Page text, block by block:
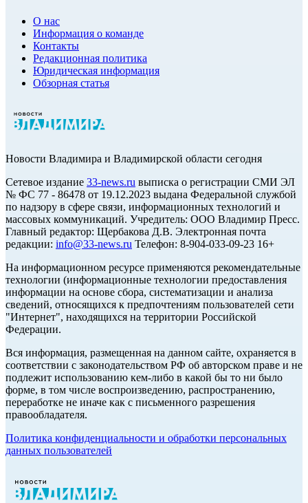
О нас
Информация о команде
Контакты
Редакционная политика
Юридическая информация
Обзорная статья
Новости Владимира и Владимирской области сегодня
Cетевое издание 33-news.ru выписка о регистрации СМИ ЭЛ
№ ФС 77 - 86478 от 19.12.2023 выдана Федеральной службой
по надзору в сфере связи, информационных технологий и
массовых коммуникаций. Учредитель: ООО Владимир Пресс.
Главный редактор: Щербакова Д.В. Электронная почта
редакции: info@33-news.ru Телефон: 8-904-033-09-23 16+
На информационном ресурсе применяются рекомендательные
технологии (информационные технологии предоставления
информации на основе сбора, систематизации и анализа
сведений, относящихся к предпочтениям пользователей сети
"Интернет", находящихся на территории Российской
Федерации.
Вся информация, размещенная на данном сайте, охраняется в
соответствии с законодательством РФ об авторском праве и не
подлежит использованию кем-либо в какой бы то ни было
форме, в том числе воспроизведению, распространению,
переработке не иначе как с письменного разрешения
правообладателя.
Политика конфиденциальности и обработки персональных
данных пользователей